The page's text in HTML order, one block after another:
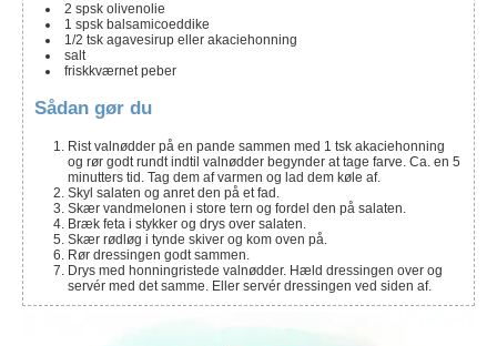
2 spsk olivenolie
1 spsk balsamicoeddike
1/2 tsk agavesirup eller akaciehonning
salt
friskkværnet peber
Sådan gør du
Rist valnødder på en pande sammen med 1 tsk akaciehonning
og rør godt rundt indtil valnødder begynder at tage farve. Ca. en 5
minutters tid. Tag dem af varmen og lad dem køle af.
Skyl salaten og anret den på et fad.
Skær vandmelonen i store tern og fordel den på salaten.
Bræk feta i stykker og drys over salaten.
Skær rødløg i tynde skiver og kom oven på.
Rør dressingen godt sammen.
Drys med honningristede valnødder. Hæld dressingen over og
servér med det samme. Eller servér dressingen ved siden af.